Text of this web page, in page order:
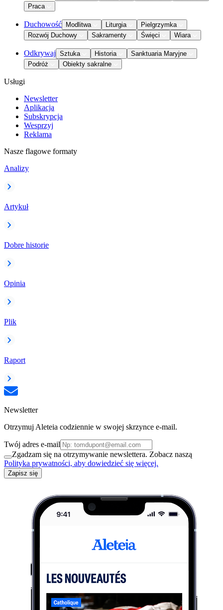
Praca
Duchowość Modlitwa Liturgia
Pielgrzymka
Rozwój Duchowy
Sakramenty Święci Wiara
Odkrywaj Sztuka Historia
Sanktuaria Maryjne
Podróż
Obiekty sakralne
Usługi
Newsletter
Aplikacja
Subskrypcja
Wesprzyj
Reklama
Nasze flagowe formaty
Analizy
Artykuł
Dobre historie
Opinia
Plik
Raport
Newsletter
Otrzymuj Aleteia codziennie w swojej skrzynce e-mail.
Twój adres e-mail
Zgadzam się na otrzymywanie newslettera. Zobacz naszą
Polityka prywatności, aby dowiedzieć się więcej.
Zapisz się